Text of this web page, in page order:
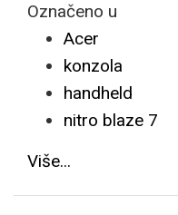
Označeno u
Acer
konzola
handheld
nitro blaze 7
Više...